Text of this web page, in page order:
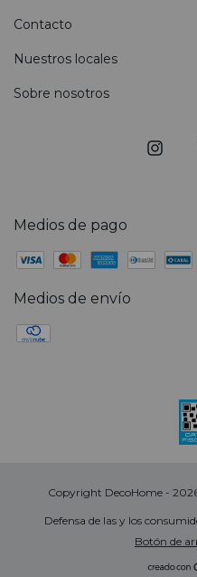
Contacto
Nuestros locales
Sobre nosotros
Medios de pago
Medios de envío
Copyright DecoHome -
Defensa de las y los
Botón de